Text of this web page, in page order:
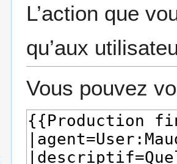
L’action que
qu’aux
Vous pouvez